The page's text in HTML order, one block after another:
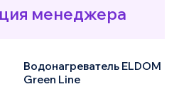
менеджера
Водонагреватель ELDOM
Green Line